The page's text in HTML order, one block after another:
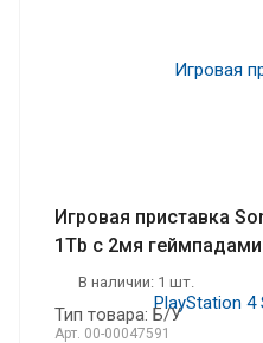
Игровая приставка
1Tb с 2мя геймпадами
В наличии: 1 шт.
Тип товара: Б/У
Арт. 00-00047591